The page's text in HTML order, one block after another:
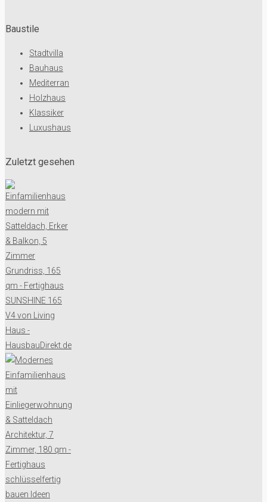
Baustile
Stadtvilla
Bauhaus
Mediterran
Holzhaus
Klassiker
Luxushaus
Zuletzt gesehen